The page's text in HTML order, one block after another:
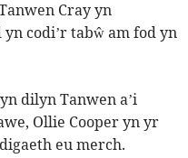
Cray yn
codi’r tabŵ am fod yn
dilyn Tanwen a’i
Ollie Cooper yn yr
eu merch.